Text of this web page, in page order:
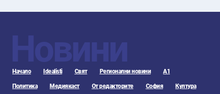
Новини
Начало Idealisti Свят Регионални новини А1
Политика Медиякаст От редакторите София Култура